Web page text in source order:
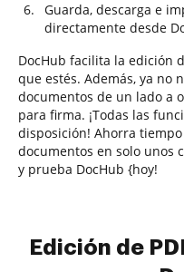
Guarda, descarga e
directamente desde
DocHub facilita la edición
que estés. Además, ya no
documentos de un lado a
para firma. ¡Todas las
disposición! Ahorra
documentos en solo unos
y prueba DocHub {hoy!
Edición de